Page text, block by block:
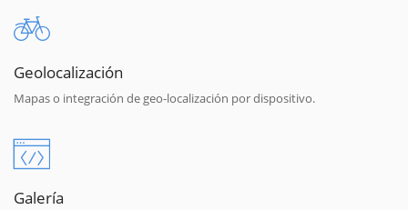
Geolocalización
Mapas o integración de geo-localización por dispositivo.
Galería